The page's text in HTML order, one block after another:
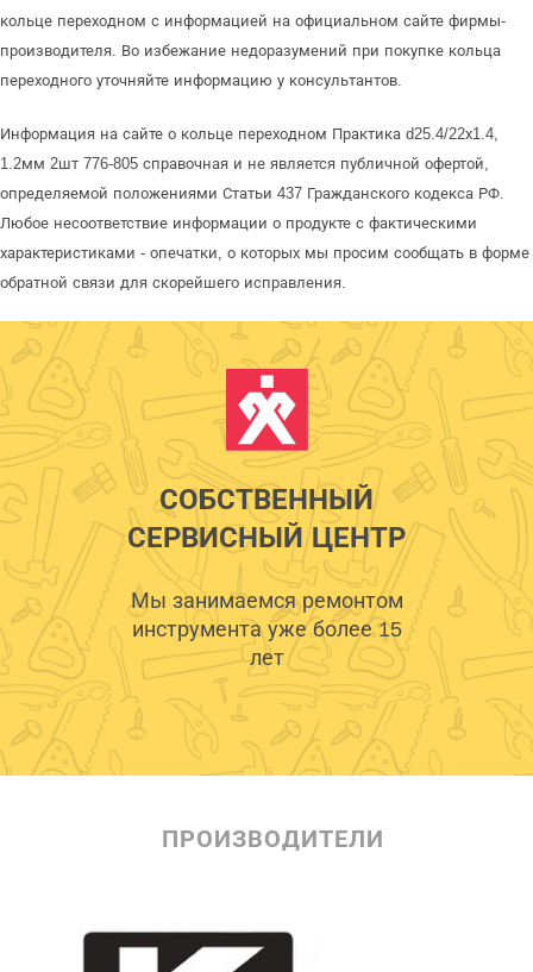
кольце переходном с информацией на официальном сайте фирмы-
производителя. Во избежание недоразумений при покупке кольца
переходного уточняйте информацию у консультантов.
Информация на сайте о кольце переходном Практика d25.4/22х1.4,
1.2мм 2шт 776-805 справочная и не является публичной офертой,
определяемой положениями Статьи 437 Гражданского кодекса РФ.
Любое несоответствие информации о продукте с фактическими
характеристиками - опечатки, о которых мы просим сообщать в форме
обратной связи для скорейшего исправления.
СОБСТВЕННЫЙ
СЕРВИСНЫЙ ЦЕНТР
Мы занимаемся ремонтом
инструмента уже более 15
лет
ПРОИЗВОДИТЕЛИ